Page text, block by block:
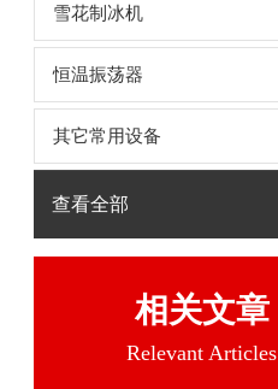
雪花制冰机
恒温振荡器
其它常用设备
查看全部
相关文章
Relevant Articles